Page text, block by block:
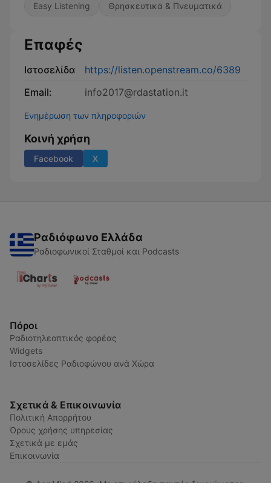
Easy Listening Θρησκευτικά & Πνευματικά
Επαφές
Ιστοσελίδα
https://listen.openstream.co/6389
Email:
info2017@rdastation.it
Ενημέρωση των πληροφοριών
Κοινή χρήση
Facebook X
Ραδιόφωνο Ελλάδα
Ραδιοφωνικοί Σταθμοί και Podcasts
Πόροι
Ραδιοτηλεοπτικός φορέας
Widgets
Ιστοσελίδες Ραδιοφώνου ανά Χώρα
Σχετικά & Επικοινωνία
Πολιτική Απορρήτου
Όρους χρήσης υπηρεσίας
Σχετικά με εμάς
Επικοινωνία